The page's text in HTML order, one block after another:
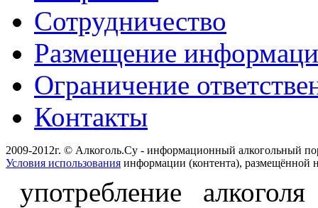
Сотрудничество
Размещение
Ограничение
Контакты
2009-2012г. © Алкоголь.Су - информационный алкогольный
Условия использования информации (контента), размещённой
употребление